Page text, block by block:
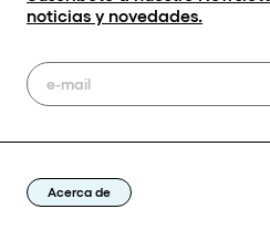
noticias y novedades.
Acerca de